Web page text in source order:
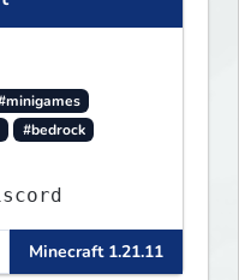
#bedrock
Minecraft 1.21.11